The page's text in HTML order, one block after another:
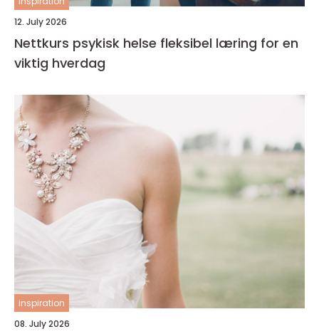
12. July 2026
Nettkurs psykisk helse fleksibel læring for en
viktig hverdag
inspiration
08. July 2026